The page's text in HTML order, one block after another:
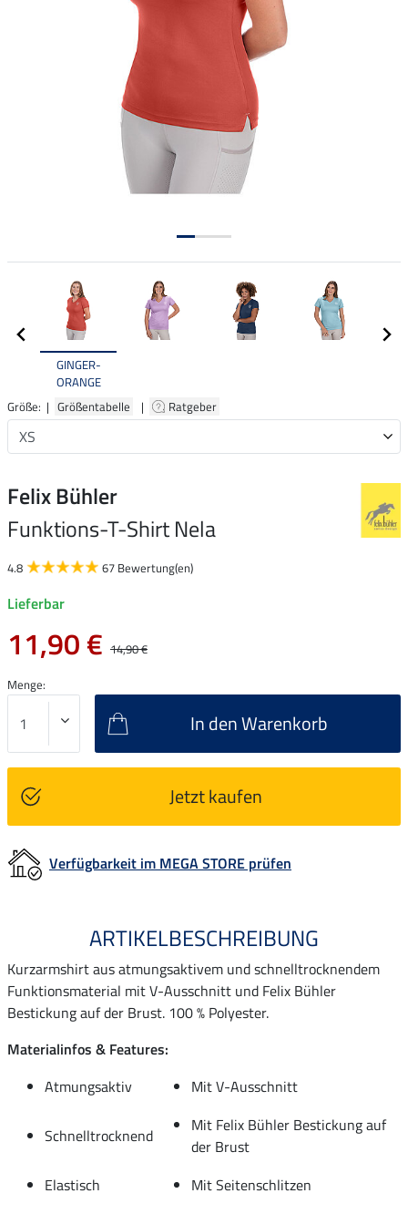
GINGER-
ORANGE
Größe: | Größentabelle | Ratgeber
Felix Bühler
Funktions-T-Shirt Nela
4.8 67 Bewertung(en)
Lieferbar
11,90 € 14,90 €
Menge:
In den Warenkorb
Jetzt kaufen
Verfügbarkeit im MEGA STORE prüfen
ARTIKELBESCHREIBUNG
Kurzarmshirt aus atmungsaktivem und schnelltrocknendem
Funktionsmaterial mit V-Ausschnitt und Felix Bühler
Bestickung auf der Brust. 100 % Polyester.
Materialinfos & Features:
Atmungsaktiv
Mit V-Ausschnitt
Schnelltrocknend
Mit Felix Bühler Bestickung auf
der Brust
Elastisch
Mit Seitenschlitzen